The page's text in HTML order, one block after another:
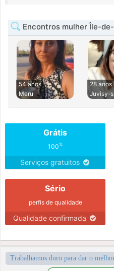
Encontros mulher Île-
54 anos
Meru
28 anos
Juvisy-
Grátis
100%
Serviços gratuitos
Sério
perfis de qualidade
Qualidade confirmada
Trabalhamos duro para dar o